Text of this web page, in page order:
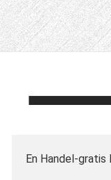
En Handel-gratis